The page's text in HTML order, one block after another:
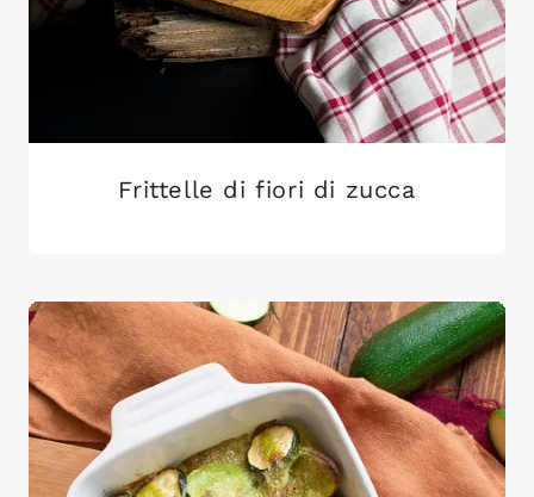
Frittelle di fiori di zucca